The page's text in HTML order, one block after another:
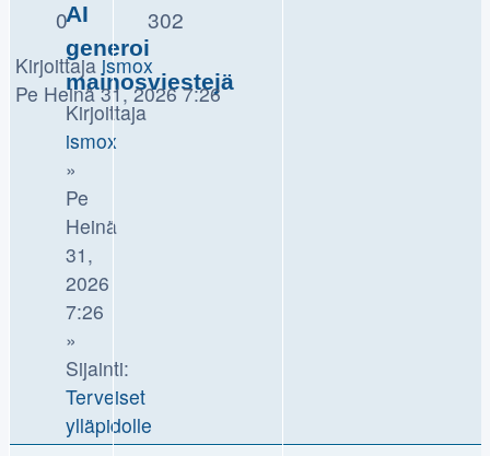
AI
generoi
mainosviestejä
Kirjoittaja
ismox
»
Pe
Heinä
31,
2026
7:26
»
Sijainti:
Terveiset
ylläpidolle
0 302
Kirjoittajaismox
Pe Heinä 31, 2026 7:26